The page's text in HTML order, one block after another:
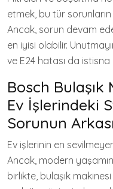
etmek, bu tür
Ancak, sorun devam
en iyisi olabilir.
ve E24 hatası da istisna
Bosch Bulaşık
Ev İşlerindeki
Sorunun
Ev işlerinin en
Ancak, modern
birlikte, bulaşık